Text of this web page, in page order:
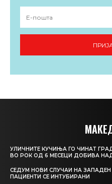
УЛИЧНИТЕ КУЧИЊА ГО ЧИНАТ
ВО РОК ОД 6 МЕСЕЦИ ДОБИВА
СЕДУМ НОВИ СЛУЧАИ НА
ПАЦИЕНТИ СЕ ИНТУБИРАНИ